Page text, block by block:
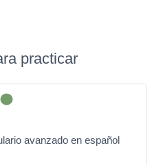
practicar
avanzado en español